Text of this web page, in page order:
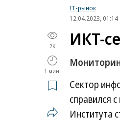
IT-рынок
12.04.2023, 01:14
2K
1 мин.
ИКТ-
Сектор
справился
Института